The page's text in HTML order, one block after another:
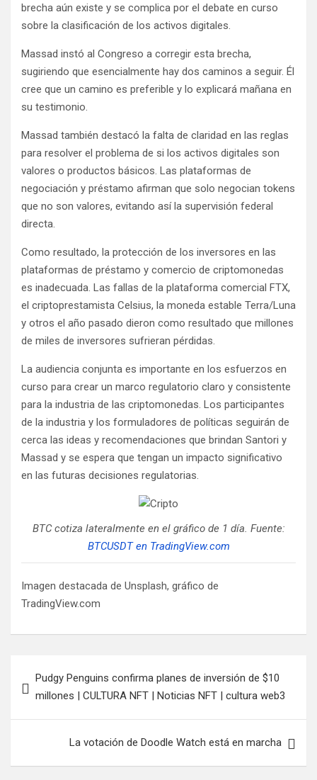
brecha aún existe y se complica por el debate en curso
sobre la clasificación de los activos digitales.
Massad instó al Congreso a corregir esta brecha,
sugiriendo que esencialmente hay dos caminos a seguir. Él
cree que un camino es preferible y lo explicará mañana en
su testimonio.
Massad también destacó la falta de claridad en las reglas
para resolver el problema de si los activos digitales son
valores o productos básicos. Las plataformas de
negociación y préstamo afirman que solo negocian tokens
que no son valores, evitando así la supervisión federal
directa.
Como resultado, la protección de los inversores en las
plataformas de préstamo y comercio de criptomonedas
es inadecuada. Las fallas de la plataforma comercial FTX,
el criptoprestamista Celsius, la moneda estable Terra/Luna
y otros el año pasado dieron como resultado que millones
de miles de inversores sufrieran pérdidas.
La audiencia conjunta es importante en los esfuerzos en
curso para crear un marco regulatorio claro y consistente
para la industria de las criptomonedas. Los participantes
de la industria y los formuladores de políticas seguirán de
cerca las ideas y recomendaciones que brindan Santori y
Massad y se espera que tengan un impacto significativo
en las futuras decisiones regulatorias.
BTC cotiza lateralmente en el gráfico de 1 día. Fuente:
BTCUSDT en TradingView.com
Imagen destacada de Unsplash, gráfico de
TradingView.com
de Pudgy Penguins confirma planes de inversión de $10
millones | CULTURA NFT | Noticias NFT | cultura web3
La votación de Doodle Watch está en marcha